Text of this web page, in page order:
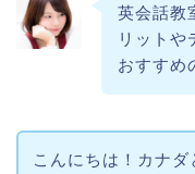
英会話教
リットや
おすすめ
こんにちは！カナ